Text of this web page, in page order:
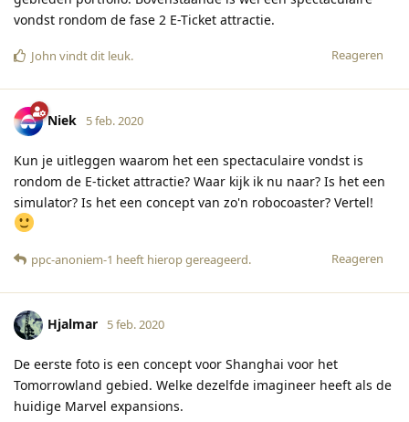
vondst rondom de fase 2 E-Ticket attractie.
Reageren
John vindt dit leuk.
Niek 5 feb. 2020
Kun je uitleggen waarom het een spectaculaire vondst is
rondom de E-ticket attractie? Waar kijk ik nu naar? Is het een
simulator? Is het een concept van zo'n robocoaster? Vertel!
Reageren
ppc-anoniem-1 heeft hierop gereageerd.
Hjalmar 5 feb. 2020
De eerste foto is een concept voor Shanghai voor het
Tomorrowland gebied. Welke dezelfde imagineer heeft als de
huidige Marvel expansions.